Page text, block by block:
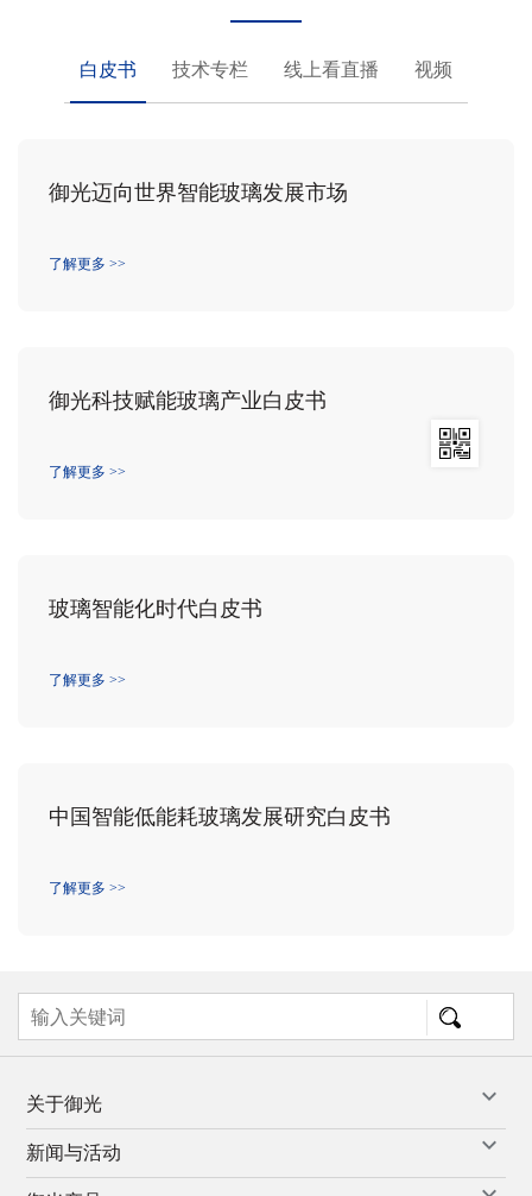
白皮书 技术专栏 线上看直播 视频
御光迈向世界智能玻璃发展市场
了解更多 >>
御光科技赋能玻璃产业白皮书
了解更多 >>
玻璃智能化时代白皮书
了解更多 >>
中国智能低能耗玻璃发展研究白皮书
了解更多 >>
关于御光
新闻与活动